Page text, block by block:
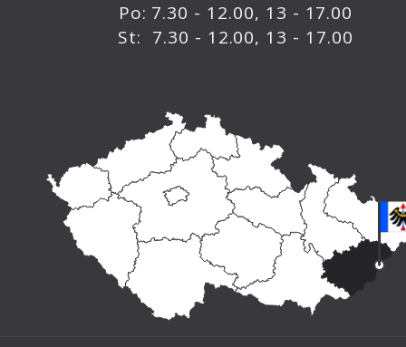
Po: 7.30 - 12.00, 13 - 17.00
St: 7.30 - 12.00, 13 - 17.00